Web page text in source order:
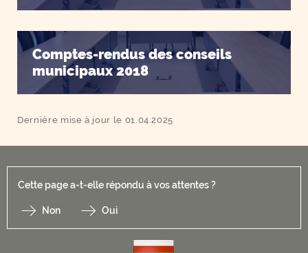
Comptes-rendus des conseils
municipaux 2018
Dernière mise à jour le 01.04.2025
Cette page a-t-elle répondu à vos attentes ?
Non Oui